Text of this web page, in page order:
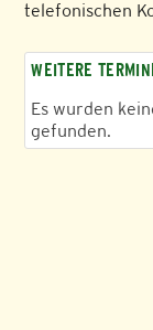
telefonischen
WEITERE
Es wurden
gefunden.